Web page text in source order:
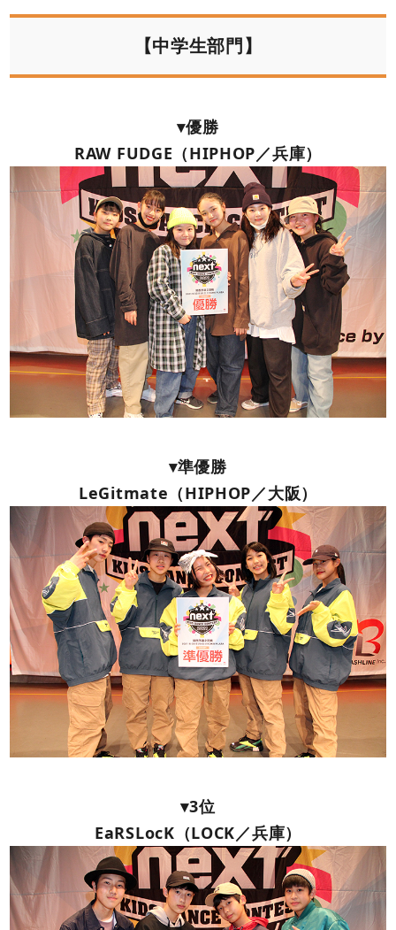
【中学生部門】
▾優勝
RAW FUDGE（HIPHOP／兵庫）
▾準優勝
LeGitmate（HIPHOP／大阪）
▾3位
EaRSLocK（LOCK／兵庫）